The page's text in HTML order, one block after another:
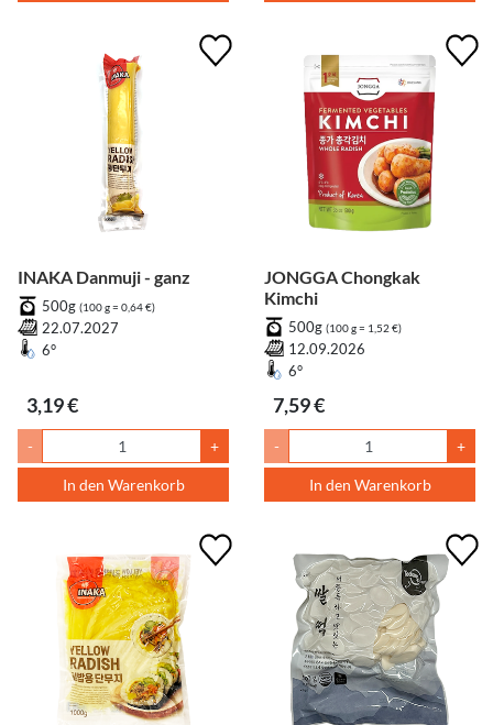
INAKA Danmuji - ganz
500g (100 g = 0,64 €)
22.07.2027
6°
3,19 €
- +
In den Warenkorb
JONGGA Chongkak
Kimchi
500g (100 g = 1,52 €)
12.09.2026
6°
7,59 €
- +
In den Warenkorb